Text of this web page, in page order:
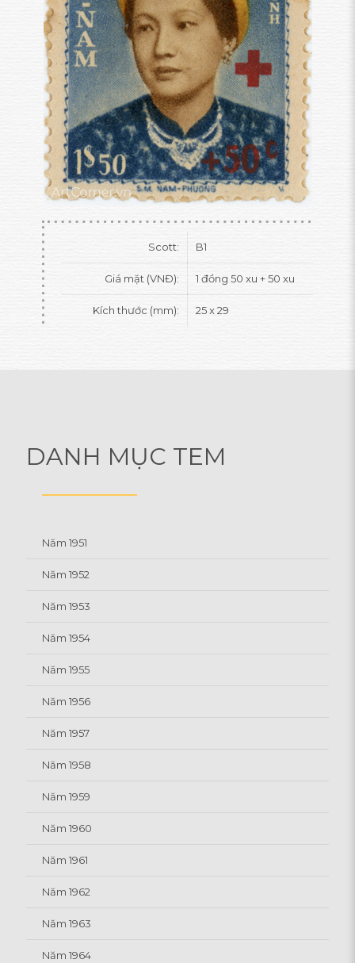
Scott: B1
Giá mặt (VNĐ): 1 đồng 50 xu + 50 xu
Kích thước (mm): 25 x 29
DANH MỤC TEM
Năm 1951
Năm 1952
Năm 1953
Năm 1954
Năm 1955
Năm 1956
Năm 1957
Năm 1958
Năm 1959
Năm 1960
Năm 1961
Năm 1962
Năm 1963
Năm 1964